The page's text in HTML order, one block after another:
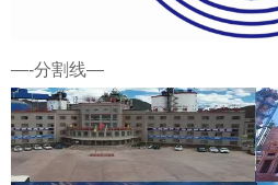
—-分割线—